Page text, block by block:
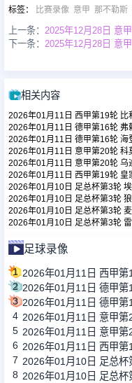
足球录像
篮球录像
篮球集锦
足球新闻
篮球新闻
标签： 比赛录像 意甲 那不勒斯
上一条： 2025年12月28日 意
下一条： 2025年12月28日 意
相关内容
2026年01月11日 西甲第19轮 比
2026年01月11日 德甲第16轮 弗
2026年01月11日 德甲第16轮 海
2026年01月11日 意甲第20轮 科
2026年01月11日 意甲第20轮 乌
2026年01月11日 西甲第19轮 皇
2026年01月10日 足总杯第3轮
2026年01月10日 足总杯第3轮
2026年01月10日 足总杯第3轮
2026年01月10日 足总杯第3轮
足球录像
1 2026年01月11日 西甲
2 2026年01月11日 德甲
3 2026年01月11日 德甲
4 2026年01月11日 意甲
5 2026年01月11日 意甲
6
7 2026年01月10日 足总
8 2026年01月10日 足总